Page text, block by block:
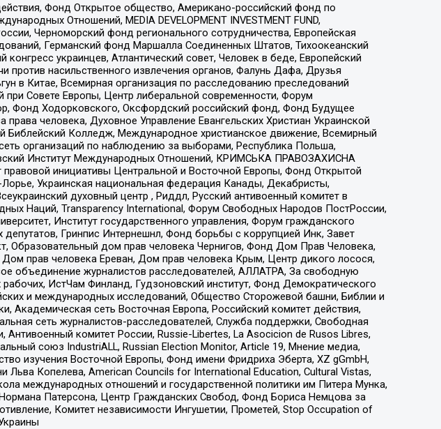
Фонд Открытое общество, Американо-российский фонд по
Отношений, MEDIA DEVELOPMENT INVESTMENT FUND,
Черноморский фонд регионального сотрудничества, Европейская
Германский фонд Маршалла Соединенных Штатов, Тихоокеанский
украинцев, Атлантический совет, Человек в беде, Европейский
насильственного извлечения органов, Фалунь Дафа, Друзья
в Китае, Всемирная организация по расследованию преследований
Совете Европы, Центр либеральной современности, Форум
Фонд Ходорковского, Оксфордский российский фонд, Фонд Будущее
человека, Духовное Управление Евангельских Христиан Украинской
Колледж, Международное христианское движение, Всемирный
организаций по наблюдению за выборами, Республика Польша,
Институт Международных Отношений, КРИМСЬКА ПРАВОЗАХИСНА
инициативы Центральной и Восточной Европы, Фонд Открытой
Украинская национальная федерация Канады, Декабристы,
духовный центр , Риддл, Русский антивоенный комитет в
Наций, Transparеncy International, Форум Свободных Народов ПостРоссии,
Институт государственного управления, Форум гражданского
Гринпис Интернешнл, Фонд борьбы с коррупцией Инк, Завет
Образовательный дом прав человека Чернигов, Фонд Дом Прав Человека,
прав человека Ереван, Дом прав человека Крым, Центр дикого лосося,
объединение журналистов расследователей, АЛЛАТРА, За свободную
ИстЧам Финланд, Гудзоновский институт, Фонд Демократического
и международных исследований, Общество Сторожевой башни, Библии и
Академическая сеть Восточная Европа, Российский комитет действия,
сеть журналистов-расследователей, Служба поддержки, Свободная
комитет России, Russie-Libertes, La Asocicion de Rusos Libres,
союз IndustriALL, Russian Election Monitor, Article 19, Мнение медиа,
изучения Восточной Европы, Фонд имени Фридриха Эберта, XZ gGmbH,
Копелева, American Councils for International Education, Cultural Vistas,
международных отношений и государственной политики им Питера Мунка,
Патерсона, Центр Гражданских Свобод, Фонд Бориса Немцова за
Комитет независимости Ингушетии, Прометей, Stop Occupation of